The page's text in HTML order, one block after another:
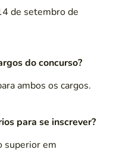
de setembro de
do concurso?
ambos os cargos.
para se inscrever?
superior em